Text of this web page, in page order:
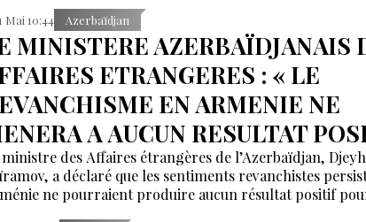
Mai 10:44 Azerbaïdjan
MINISTERE AZERBAÏDJANAIS
ETRANGERES : « LE
EN ARMENIE NE
A AUCUN RESULTAT
des Affaires étrangères de l’Azerbaïdjan,
a déclaré que les sentiments revanchistes
ne pourraient produire aucun résultat positif